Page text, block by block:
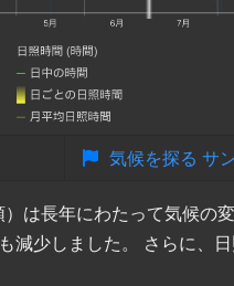
気候を探る サ
は長年にわたって気候の
減少しました。 さらに、